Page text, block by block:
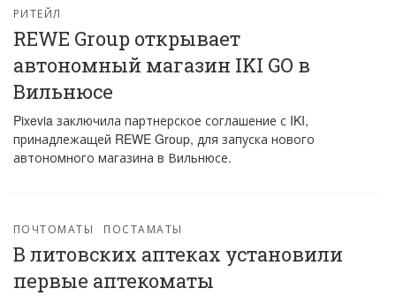
РИТЕЙЛ
REWE Group открывает
автономный магазин IKI GO в
Вильнюсе
Pixevia заключила партнерское соглашение с IKI,
принадлежащей REWE Group, для запуска нового
автономного магазина в Вильнюсе.
ПОЧТОМАТЫ ПОСТАМАТЫ
В литовских аптеках установили
первые аптекоматы